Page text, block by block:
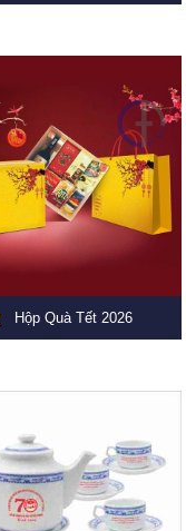
Hộp Quà Tết 2026